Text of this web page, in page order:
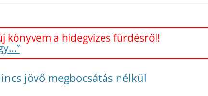
könyvem a hidegvizes fürdésről!
jövő megbocsátás nélkül